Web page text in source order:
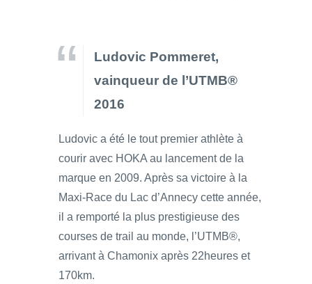
Ludovic Pommeret,
vainqueur de l’UTMB®
2016
Ludovic a été le tout premier athlète à
courir avec HOKA au lancement de la
marque en 2009. Après sa victoire à la
Maxi-Race du Lac d’Annecy cette année,
il a remporté la plus prestigieuse des
courses de trail au monde, l’UTMB®,
arrivant à Chamonix après 22heures et
170km.